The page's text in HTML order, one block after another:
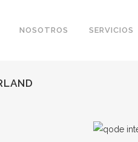
NOSOTROS SERVICIOS